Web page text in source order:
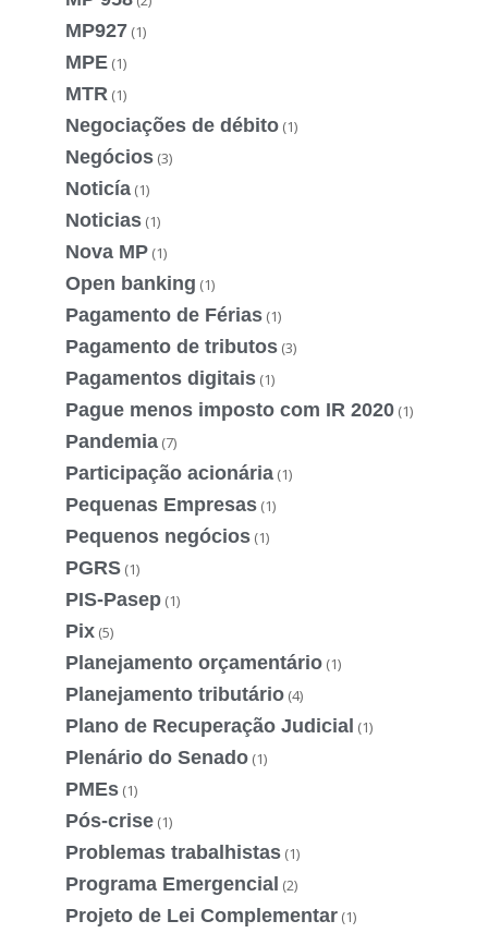
MP927 (1)
MPE (1)
MTR (1)
Negociações de débito (1)
Negócios (3)
Noticía (1)
Noticias (1)
Nova MP (1)
Open banking (1)
Pagamento de Férias (1)
Pagamento de tributos (3)
Pagamentos digitais (1)
Pague menos imposto com IR 2020 (1)
Pandemia (7)
Participação acionária (1)
Pequenas Empresas (1)
Pequenos negócios (1)
PGRS (1)
PIS-Pasep (1)
Pix (5)
Planejamento orçamentário (1)
Planejamento tributário (4)
Plano de Recuperação Judicial (1)
Plenário do Senado (1)
PMEs (1)
Pós-crise (1)
Problemas trabalhistas (1)
Programa Emergencial (2)
Projeto de Lei Complementar (1)